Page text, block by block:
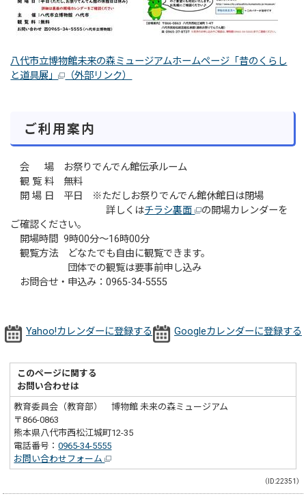
八代市立博物館未来の森ミュージアムホームページ「昔のくらし
と道具展」
（外部リンク）
ご利用案内
会 場 お祭りでんでん館伝承ルーム
観 覧 料 無料
開 場 日 平日 ※ただしお祭りでんでん館休館日は閉場
詳しくはチラシ裏面
の開場カレンダーを
ご確認ください。
開場時間 9時00分～16時00分
観覧方法 どなたでも自由に観覧できます。
団体での観覧は要事前申し込み
お問合せ・申込み：0965-34-5555
Yahoo!カレンダーに登録する Googleカレンダーに登録する
このページに関する
お問い合わせは
教育委員会（教育部） 博物館 未来の森ミュージアム
〒866-0863
熊本県八代市西松江城町12-35
電話番号：0965-34-5555
お問い合わせフォーム
（ID:22351）